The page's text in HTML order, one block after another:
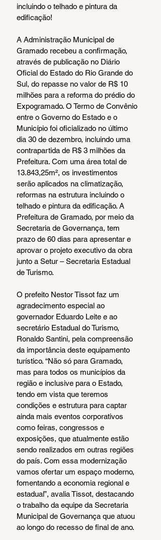
incluindo o telhado e pintura da
edificação!
A Administração Municipal de
Gramado recebeu a confirmação,
através de publicação no Diário
Oficial do Estado do Rio Grande do
Sul, do repasse no valor de R$ 10
milhões para a reforma do prédio do
Expogramado. O Termo de Convênio
entre o Governo do Estado e o
Município foi oficializado no último
dia 30 de dezembro, incluindo uma
contrapartida de R$ 3 milhões da
Prefeitura. Com uma área total de
13.843,25m², os investimentos
serão aplicados na climatização,
reformas na estrutura incluindo o
telhado e pintura da edificação. A
Prefeitura de Gramado, por meio da
Secretaria de Governança, tem
prazo de 60 dias para apresentar e
aprovar o projeto executivo da obra
junto a Setur – Secretaria Estadual
de Turismo.
O prefeito Nestor Tissot faz um
agradecimento especial ao
governador Eduardo Leite e ao
secretário Estadual do Turismo,
Ronaldo Santini, pela compreensão
da importância deste equipamento
turístico. “Não só para Gramado,
mas para todos os municípios da
região e inclusive para o Estado,
tendo em vista que teremos
condições e estrutura para captar
ainda mais eventos corporativos
como feiras, congressos e
exposições, que atualmente estão
sendo realizados em outras regiões
do país. Com essa modernização
vamos ofertar um espaço moderno,
fomentando a economia regional e
estadual”, avalia Tissot, destacando
o trabalho da equipe da Secretaria
Municipal de Governança que atuou
ao longo do recesso de final de ano.